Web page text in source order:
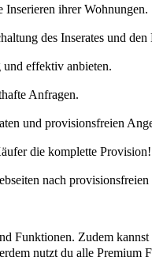
Inserieren ihrer Wohnungen.
des Inserates und den
und effektiv anbieten.
Anfragen.
und provisionsfreien
die komplette Provision!
nach
Funktionen. Zudem
nutzt du alle